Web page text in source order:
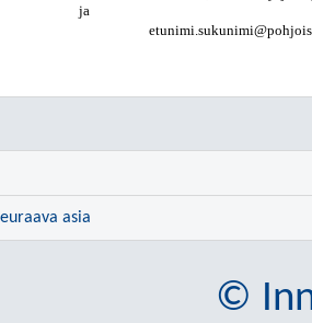
ja
asia
©